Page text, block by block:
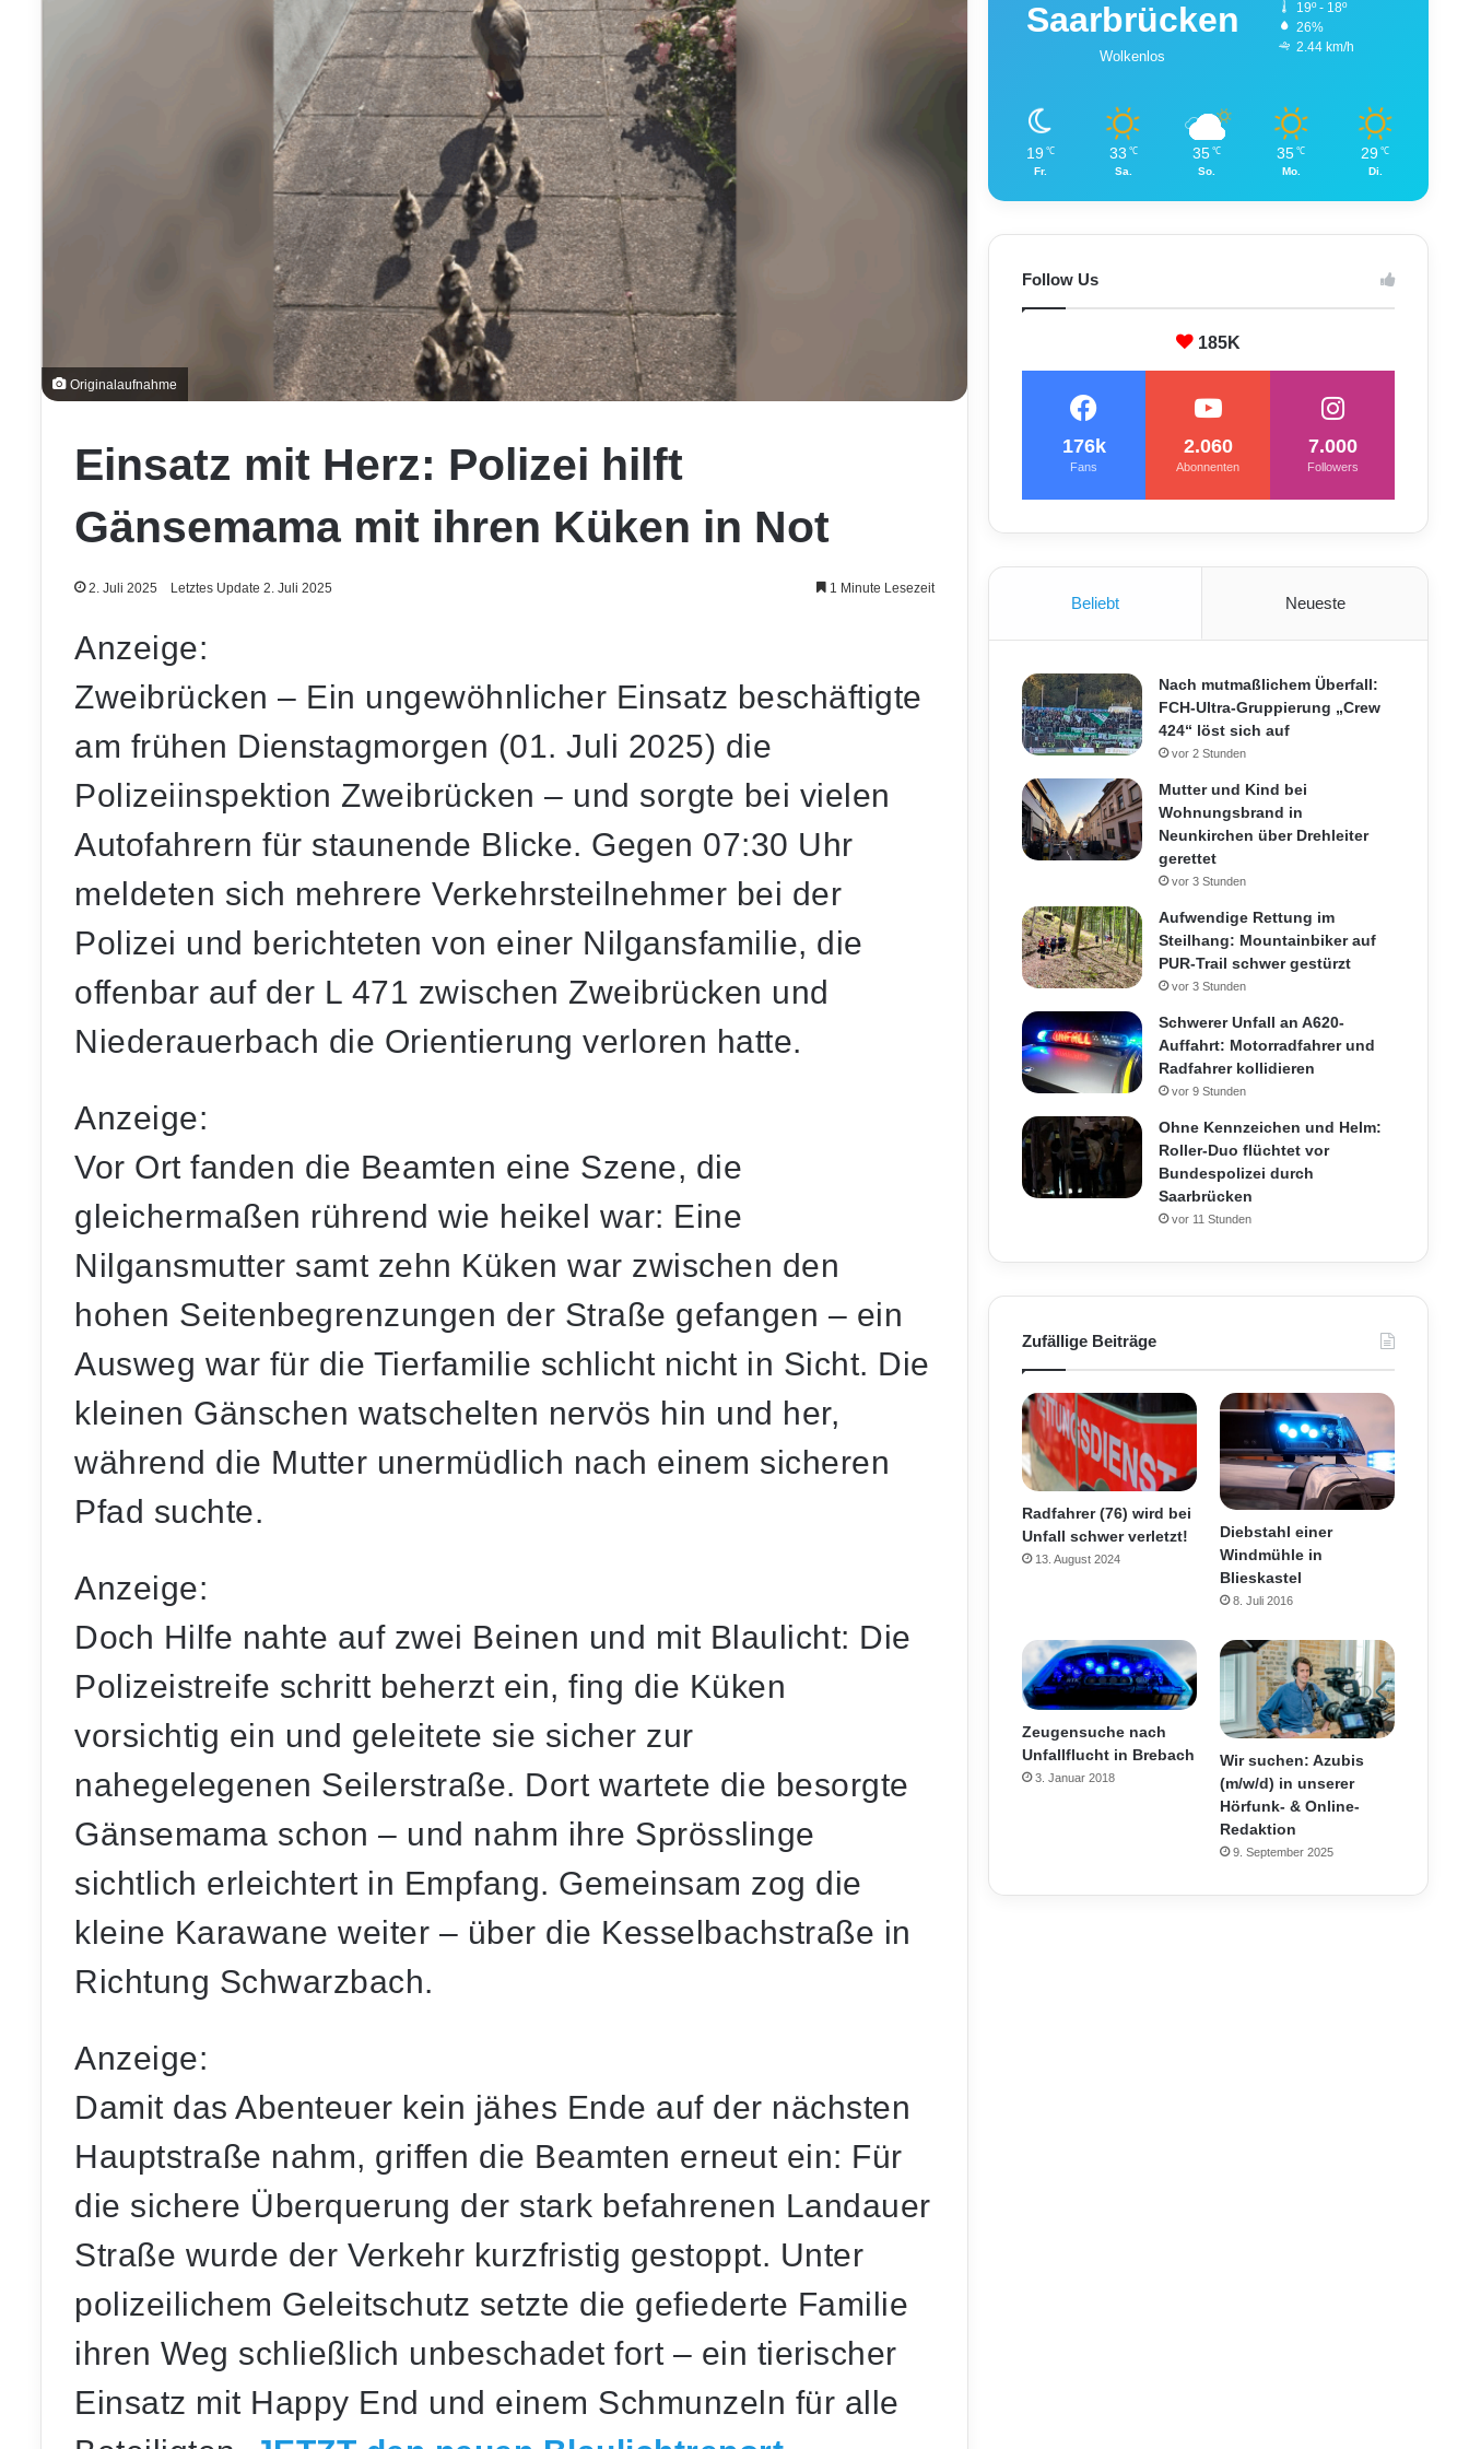
Originalaufnahme
Einsatz mit Herz: Polizei hilft
Gänsemama mit ihren Küken in Not
2. Juli 2025 Letztes Update 2. Juli 2025 1 Minute Lesezeit
Anzeige:
Zweibrücken – Ein ungewöhnlicher Einsatz beschäftigte
am frühen Dienstagmorgen (01. Juli 2025) die
Polizeiinspektion Zweibrücken – und sorgte bei vielen
Autofahrern für staunende Blicke. Gegen 07:30 Uhr
meldeten sich mehrere Verkehrsteilnehmer bei der
Polizei und berichteten von einer Nilgansfamilie, die
offenbar auf der L 471 zwischen Zweibrücken und
Niederauerbach die Orientierung verloren hatte.
Anzeige:
Vor Ort fanden die Beamten eine Szene, die
gleichermaßen rührend wie heikel war: Eine
Nilgansmutter samt zehn Küken war zwischen den
hohen Seitenbegrenzungen der Straße gefangen – ein
Ausweg war für die Tierfamilie schlicht nicht in Sicht. Die
kleinen Gänschen watschelten nervös hin und her,
während die Mutter unermüdlich nach einem sicheren
Pfad suchte.
Anzeige:
Doch Hilfe nahte auf zwei Beinen und mit Blaulicht: Die
Polizeistreife schritt beherzt ein, fing die Küken
vorsichtig ein und geleitete sie sicher zur
nahegelegenen Seilerstraße. Dort wartete die besorgte
Gänsemama schon – und nahm ihre Sprösslinge
sichtlich erleichtert in Empfang. Gemeinsam zog die
kleine Karawane weiter – über die Kesselbachstraße in
Richtung Schwarzbach.
Anzeige:
Damit das Abenteuer kein jähes Ende auf der nächsten
Hauptstraße nahm, griffen die Beamten erneut ein: Für
die sichere Überquerung der stark befahrenen Landauer
Straße wurde der Verkehr kurzfristig gestoppt. Unter
polizeilichem Geleitschutz setzte die gefiederte Familie
ihren Weg schließlich unbeschadet fort – ein tierischer
Einsatz mit Happy End und einem Schmunzeln für alle
Saarbrücken
Wolkenlos
19º - 18º
26%
2.44 km/h
19 ℃
Fr.
33 ℃
Sa.
35 ℃
So.
35 ℃
Mo.
29 ℃
Di.
Follow Us
185K
176k
Fans
2.060
Abonnenten
7.000
Followers
Beliebt Neueste
Nach mutmaßlichem Überfall:
FCH-Ultra-Gruppierung „Crew
424“ löst sich auf
vor 2 Stunden
Mutter und Kind bei
Wohnungsbrand in
Neunkirchen über Drehleiter
gerettet
vor 3 Stunden
Aufwendige Rettung im
Steilhang: Mountainbiker auf
PUR-Trail schwer gestürzt
vor 3 Stunden
Schwerer Unfall an A620-
Auffahrt: Motorradfahrer und
Radfahrer kollidieren
vor 9 Stunden
Ohne Kennzeichen und Helm:
Roller-Duo flüchtet vor
Bundespolizei durch
Saarbrücken
vor 11 Stunden
Zufällige Beiträge
Radfahrer (76) wird bei
Unfall schwer verletzt!
13. August 2024
Diebstahl einer
Windmühle in
Blieskastel
8. Juli 2016
Zeugensuche nach
Unfallflucht in Brebach
3. Januar 2018
Wir suchen: Azubis
(m/w/d) in unserer
Hörfunk- & Online-
Redaktion
9. September 2025